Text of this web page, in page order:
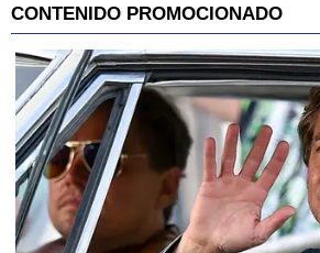
seconds